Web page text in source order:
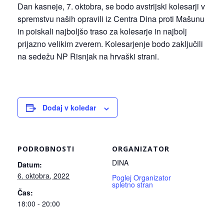
Dan kasneje, 7. oktobra, se bodo avstrijski kolesarji v
spremstvu naših opravili iz Centra Dina proti Mašunu
in poiskali najboljšo traso za kolesarje in najbolj
prijazno velikim zverem. Kolesarjenje bodo zaključili
na sedežu NP Risnjak na hrvaški strani.
Dodaj v koledar
PODROBNOSTI
Datum:
6. oktobra, 2022
Čas:
18:00 - 20:00
ORGANIZATOR
DINA
Poglej Organizator
spletno stran